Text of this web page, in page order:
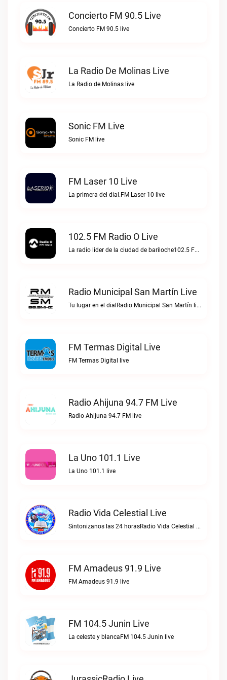
Concierto FM 90.5 Live
Concierto FM 90.5 live
La Radio De Molinas Live
La Radio de Molinas live
Sonic FM Live
Sonic FM live
FM Laser 10 Live
La primera del dial.FM Laser 10 live
102.5 FM Radio O Live
La radio lider de la ciudad de bariloche102.5 FM Radio O live
Radio Municipal San Martín Live
Tu lugar en el dialRadio Municipal San Martín live
FM Termas Digital Live
FM Termas Digital live
Radio Ahijuna 94.7 FM Live
Radio Ahijuna 94.7 FM live
La Uno 101.1 Live
La Uno 101.1 live
Radio Vida Celestial Live
Sintonizanos las 24 horasRadio Vida Celestial live
FM Amadeus 91.9 Live
FM Amadeus 91.9 live
FM 104.5 Junin Live
La celeste y blancaFM 104.5 Junin live